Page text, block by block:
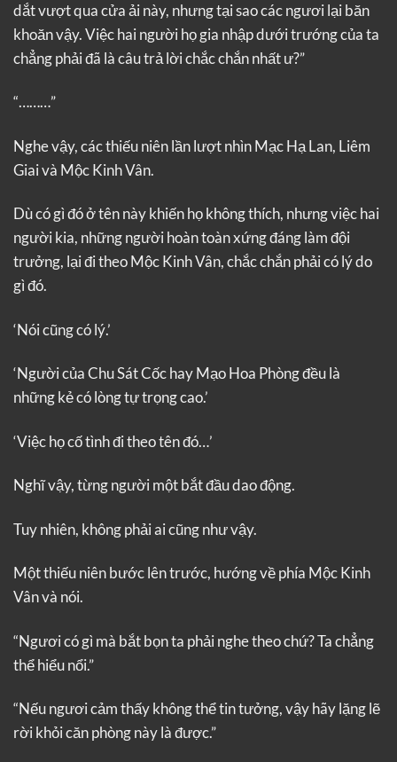
dắt vượt qua cửa ải này, nhưng tại sao các ngươi lại băn
khoăn vậy. Việc hai người họ gia nhập dưới trướng của ta
chẳng phải đã là câu trả lời chắc chắn nhất ư?”
“………”
Nghe vậy, các thiếu niên lần lượt nhìn Mạc Hạ Lan, Liêm
Giai và Mộc Kinh Vân.
Dù có gì đó ở tên này khiến họ không thích, nhưng việc hai
người kia, những người hoàn toàn xứng đáng làm đội
trưởng, lại đi theo Mộc Kinh Vân, chắc chắn phải có lý do
gì đó.
‘Nói cũng có lý.’
‘Người của Chu Sát Cốc hay Mạo Hoa Phòng đều là
những kẻ có lòng tự trọng cao.’
‘Việc họ cố tình đi theo tên đó…’
Nghĩ vậy, từng người một bắt đầu dao động.
Tuy nhiên, không phải ai cũng như vậy.
Một thiếu niên bước lên trước, hướng về phía Mộc Kinh
Vân và nói.
“Ngươi có gì mà bắt bọn ta phải nghe theo chứ? Ta chẳng
thể hiểu nổi.”
“Nếu ngươi cảm thấy không thể tin tưởng, vậy hãy lặng lẽ
rời khỏi căn phòng này là được.”